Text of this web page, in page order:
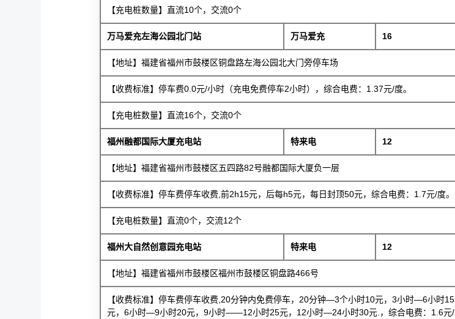
【充电桩数量】直流10个，交流0个
万马爱充左海公园北门站 万马爱充 16
【地址】福建省福州市鼓楼区铜盘路左海公园北大门旁停车场
【收费标准】停车费0.0元/小时（充电免费停车2小时），综合电费：1.37元/度。
【充电桩数量】直流16个，交流0个
福州融都国际大厦充电站 特来电 12
【地址】福建省福州市鼓楼区五四路82号融都国际大厦负一层
【收费标准】停车费停车收费,前2h15元，后每h5元，每日封顶50元，综合电费：1.7元/度。
【充电桩数量】直流0个，交流12个
福州大自然创意园充电站 特来电 12
【地址】福建省福州市鼓楼区福州市鼓楼区铜盘路466号
【收费标准】停车费停车收费,20分钟内免费停车，20分钟—3个小时10元，3小时—6小时15
元，6小时—9小时20元，9小时——12小时25元，12小时—24小时30元.，综合电费：1.6元/